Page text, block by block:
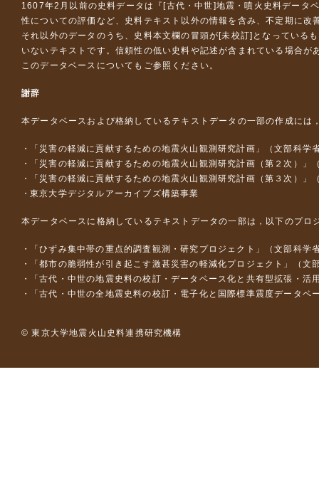
1607年2月以前の史料データは『 [古代・中世]地震・噴火史料データ
性についての評価など、史料テキスト以外の情報を含み、不定期に改
それ以外のデータのうち、史料本文欄の冒頭が[未校訂]となっている
いないテキストです。信頼性の低い史料や記述が含まれている場合が
このデータベースについて もご参照ください。
謝辞
本データベースおよび格納しているテキストデータの一部の作成には
「災害の軽減に貢献するための地震火山観測研究計画」（文部科学
「災害の軽減に貢献するための地震火山観測研究計画（第２次）」
「災害の軽減に貢献するための地震火山観測研究計画（第３次）」
東京大学デジタルアーカイブズ構築事業
本データベースに格納しているテキストデータの一部は，以下のプロ
「ひずみ集中帯の重点的調査観測・研究プロジェクト」（文部科
「都市の脆弱性が引き起こす激甚災害の軽減化プロジェクト」（
「古代・中世の地震史料の校訂・データベース化と共有型拡張・
「古代・中世の全地震史料の校訂・電子化と国際標準震度データ
© 東京大学地震火山史料連携研究機構